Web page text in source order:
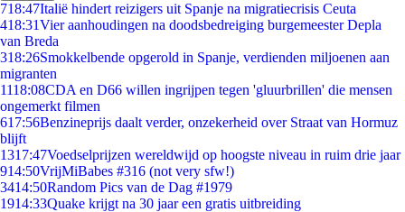
718:47Italië hindert reizigers uit Spanje na migratiecrisis Ceuta
418:31Vier aanhoudingen na doodsbedreiging burgemeester Depla
van Breda
318:26Smokkelbende opgerold in Spanje, verdienden miljoenen aan
migranten
1118:08CDA en D66 willen ingrijpen tegen 'gluurbrillen' die mensen
ongemerkt filmen
617:56Benzineprijs daalt verder, onzekerheid over Straat van Hormuz
blijft
1317:47Voedselprijzen wereldwijd op hoogste niveau in ruim drie jaar
914:50VrijMiBabes #316 (not very sfw!)
3414:50Random Pics van de Dag #1979
1914:33Quake krijgt na 30 jaar een gratis uitbreiding